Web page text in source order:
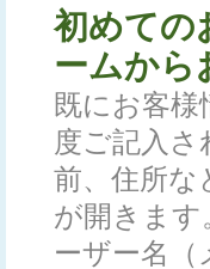
初めての
ームから
既にお客
度ご記入
前、住所
が開きま
ーザー名